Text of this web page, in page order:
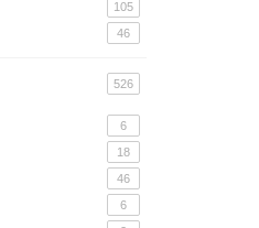
105
46
526
6
18
46
6